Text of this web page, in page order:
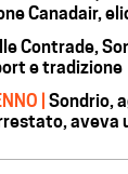
Canadair,
Contrade,
e tradizione
| Sondrio,
aveva